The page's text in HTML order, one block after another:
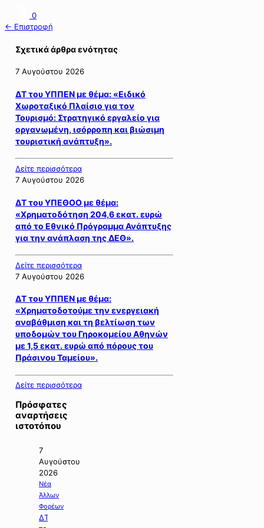
0
← Επιστροφή
Σχετικά άρθρα ενότητας
7 Αυγούστου 2026
ΔΤ του ΥΠΠΕΝ με θέμα: «Ειδικό
Χωροταξικό Πλαίσιο για τον
Τουρισμό: Στρατηγικό εργαλείο για
οργανωμένη, ισόρροπη και βιώσιμη
τουριστική ανάπτυξη».
Δείτε περισσότερα
7 Αυγούστου 2026
ΔΤ του ΥΠΕΘΟΟ με θέμα:
«Χρηματοδότηση 204,6 εκατ. ευρώ
από το Εθνικό Πρόγραμμα Ανάπτυξης
για την ανάπλαση της ΔΕΘ».
Δείτε περισσότερα
7 Αυγούστου 2026
ΔΤ του ΥΠΠΕΝ με θέμα:
«Χρηματοδοτούμε την ενεργειακή
αναβάθμιση και τη βελτίωση των
υποδομών του Γηροκομείου Αθηνών
με 1,5 εκατ. ευρώ από πόρους του
Πράσινου Ταμείου».
Δείτε περισσότερα
Πρόσφατες
αναρτήσεις
ιστοτόπου
7
Αυγούστου
2026
Νέα
Άλλων
Φορέων
ΔΤ